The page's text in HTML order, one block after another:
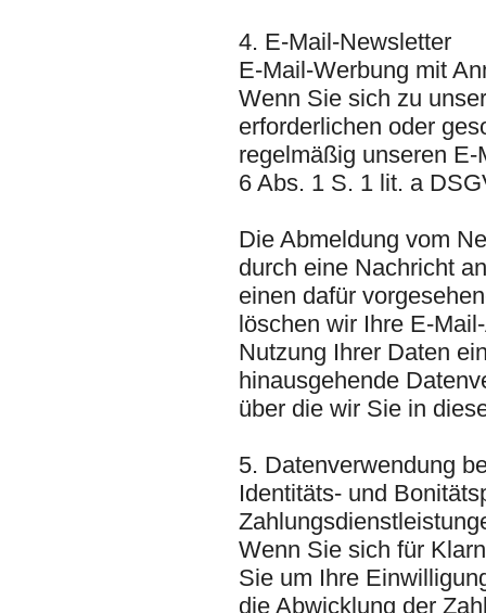
4. E-Mail-Newsletter
E-Mail-Werbung mit
Wenn Sie sich zu
erforderlichen oder
regelmäßig unseren
6 Abs. 1 S. 1 lit. a
Die Abmeldung vom
durch eine Nachricht
einen dafür
löschen wir Ihre E-
Nutzung Ihrer Daten
hinausgehende
über die wir Sie in
5. Datenverwendung
Identitäts- und
Wenn Sie sich für
Sie um Ihre
die Abwicklung der